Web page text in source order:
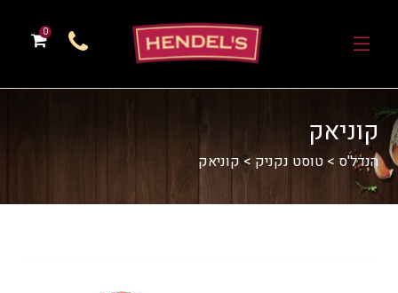
0
קוניאק
הנדל'ס >טוסט נקניק>קוניאק